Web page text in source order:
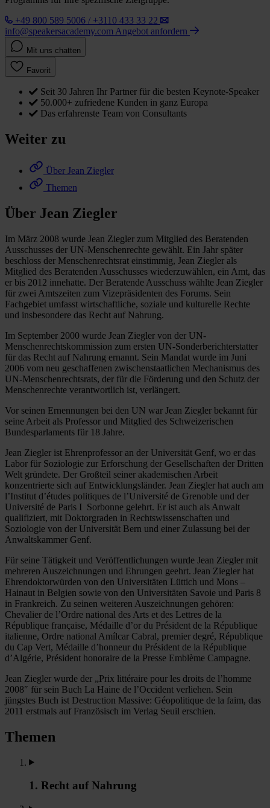
+49 800 589 5006 / +3110 433 33 22
info@speakersacademy.com Angebot anfordern
Mit uns chatten
Favorit
Seit 30 Jahren Ihr Partner für die besten Keynote-Speaker
50.000+ zufriedene Kunden in ganz Europa
Das erfahrenste Team von Consultants
Weiter zu
Über Jean Ziegler
Themen
Über Jean Ziegler
Im März 2008 wurde Jean Ziegler zum Mitglied des Beratenden
Ausschusses der UN-Menschenrechte gewählt. Ein Jahr später
beschloss der Menschenrechtsrat einstimmig, Jean Ziegler als
Mitglied des Beratenden Ausschusses wiederzuwählen, ein Amt, das
er bis 2012 innehatte. Der Beratende Ausschuss wählte Jean Ziegler
für zwei Amtszeiten zum Vizepräsidenten des Forums. Sein
Fachgebiet umfasst wirtschaftliche, soziale und kulturelle Rechte
und insbesondere das Recht auf Nahrung.
Im September 2000 wurde Jean Ziegler von der UN-
Menschenrechtskommission zum ersten UN-Sonderberichterstatter
für das Recht auf Nahrung ernannt. Sein Mandat wurde im Juni
2006 vom neu geschaffenen zwischenstaatlichen Mechanismus des
UN-Menschenrechtsrats, der für die Förderung und den Schutz der
Menschenrechte verantwortlich ist, verlängert.
Vor seinen Ernennungen bei den UN war Jean Ziegler bekannt für
seine Arbeit als Professor und Mitglied des Schweizerischen
Bundesparlaments für 18 Jahre.
Jean Ziegler ist Ehrenprofessor an der Universität Genf, wo er das
Labor für Soziologie zur Erforschung der Gesellschaften der Dritten
Welt gründete. Der Großteil seiner akademischen Arbeit
konzentrierte sich auf Entwicklungsländer. Jean Ziegler hat auch am
l’Institut d’études politiques de l’Université de Grenoble und der
Université de Paris I ­ Sorbonne gelehrt. Er ist auch als Anwalt
qualifiziert, mit Doktorgraden in Rechtswissenschaften und
Soziologie von der Universität Bern und einer Zulassung bei der
Anwaltskammer Genf.
Für seine Tätigkeit und Veröffentlichungen wurde Jean Ziegler mit
mehreren Auszeichnungen und Ehrungen geehrt. Jean Ziegler hat
Ehrendoktorwürden von den Universitäten Lüttich und Mons –
Hainaut in Belgien sowie von den Universitäten Savoie und Paris 8
in Frankreich. Zu seinen weiteren Auszeichnungen gehören:
Chevalier de l’Ordre national des Arts et des Lettres de la
République française, Médaille d’or du Président de la République
italienne, Ordre national Amílcar Cabral, premier degré, République
du Cap Vert, Médaille d’honneur du Président de la République
d’Algérie, Président honoraire de la Presse Emblème Campagne.
Jean Ziegler wurde der „Prix littéraire pour les droits de l’homme
2008″ für sein Buch La Haine de l’Occident verliehen. Sein
jüngstes Buch ist Destruction Massive: Géopolitique de la faim, das
2011 erstmals auf Französisch im Verlag Seuil erschien.
Themen
1. Recht auf Nahrung